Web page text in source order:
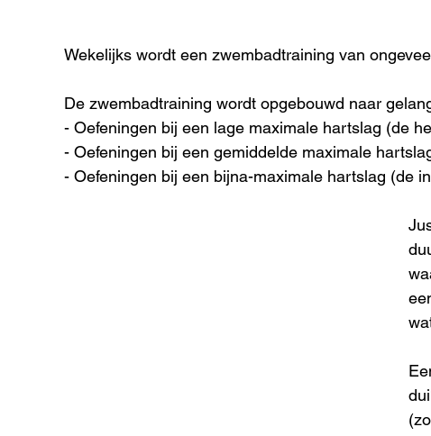
Wekelijks wordt een zwembadtraining van
De zwembadtraining wordt opgebouwd naar
- Oefeningen bij een lage maximale hartslag (de
- Oefeningen bij een gemiddelde maximale
- Oefeningen bij een bijna-maximale hartslag (de